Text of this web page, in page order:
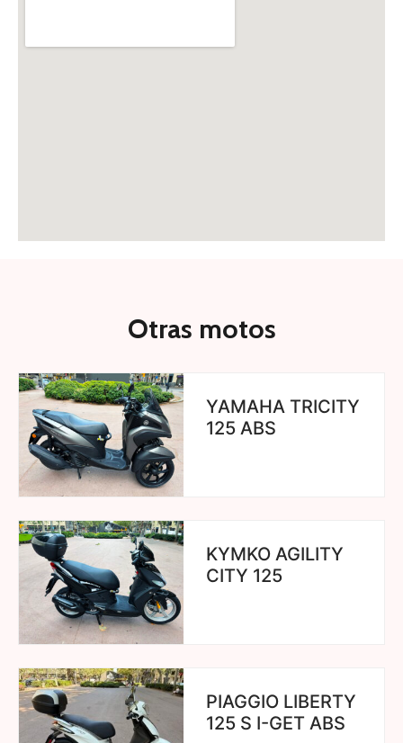
Otras motos
YAMAHA TRICITY
125 ABS
KYMKO AGILITY
CITY 125
PIAGGIO LIBERTY
125 S I-GET ABS